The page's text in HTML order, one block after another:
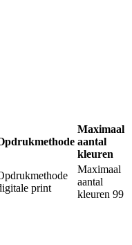
Maximaal
aantal
kleuren
print
Maximaal
aantal
kleuren 99